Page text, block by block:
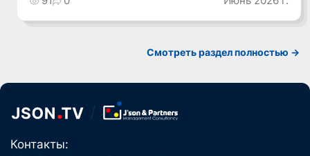
Смотреть раздел полностью ->
Контакты: